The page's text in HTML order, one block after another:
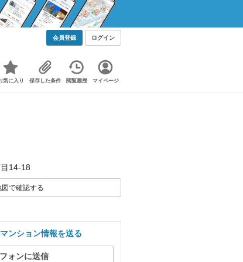
会員登録 ログイン
気に入り 保存した条件 閲覧履歴 マイページ
14-18
図で確認する
ンション情報を送る
ォンに送信